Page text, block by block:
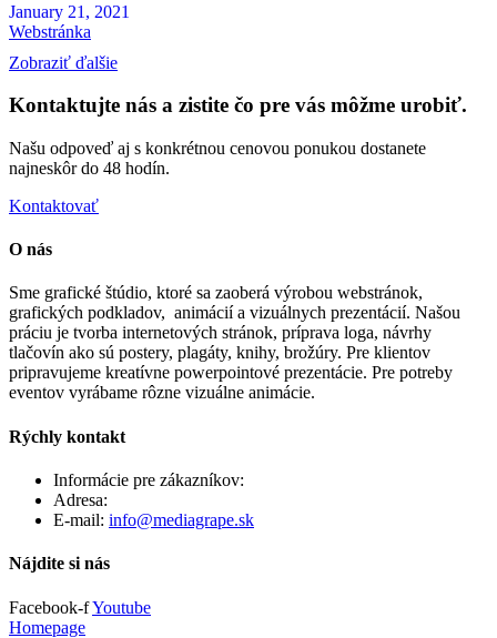
January 21, 2021
Webstránka
Zobraziť ďalšie
Kontaktujte nás a zistite čo pre vás môžme urobiť.
Našu odpoveď aj s konkrétnou cenovou ponukou dostanete
najneskôr do 48 hodín.
Kontaktovať
O nás
Sme grafické štúdio, ktoré sa zaoberá výrobou webstránok,
grafických podkladov, animácií a vizuálnych prezentácií. Našou
práciu je tvorba internetových stránok, príprava loga, návrhy
tlačovín ako sú postery, plagáty, knihy, brožúry. Pre klientov
pripravujeme kreatívne powerpointové prezentácie. Pre potreby
eventov vyrábame rôzne vizuálne animácie.
Rýchly kontakt
Informácie pre zákazníkov:
Adresa:
E-mail: info@mediagrape.sk
Nájdite si nás
Facebook-fYoutube
Homepage